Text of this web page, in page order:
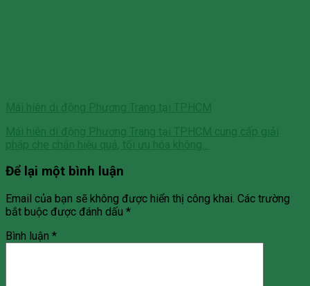
Mái hiên di động Phương Trang tại TPHCM
Mái hiên di động Phương Trang tại TPHCM cung cấp giải
pháp che chắn hiệu quả, tối ưu hóa không...
Để lại một bình luận
Email của bạn sẽ không được hiển thị công khai. Các trường
bắt buộc được đánh dấu *
Bình luận *